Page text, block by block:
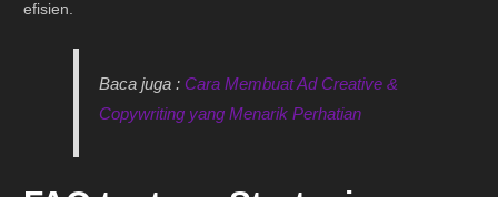
efisien.
Baca juga : Cara Membuat Ad Creative &
Copywriting yang Menarik Perhatian